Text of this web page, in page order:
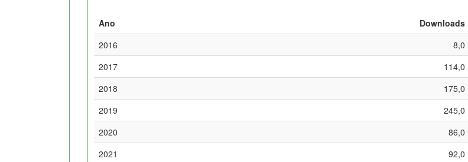
Ano Downloads
2016
8,0
2017
114,0
2018
175,0
2019
245,0
2020
86,0
2021
92,0